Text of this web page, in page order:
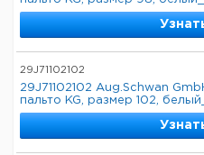
29J71102102
29J71102102 Aug.Schwan
пальто KG, размер 102,